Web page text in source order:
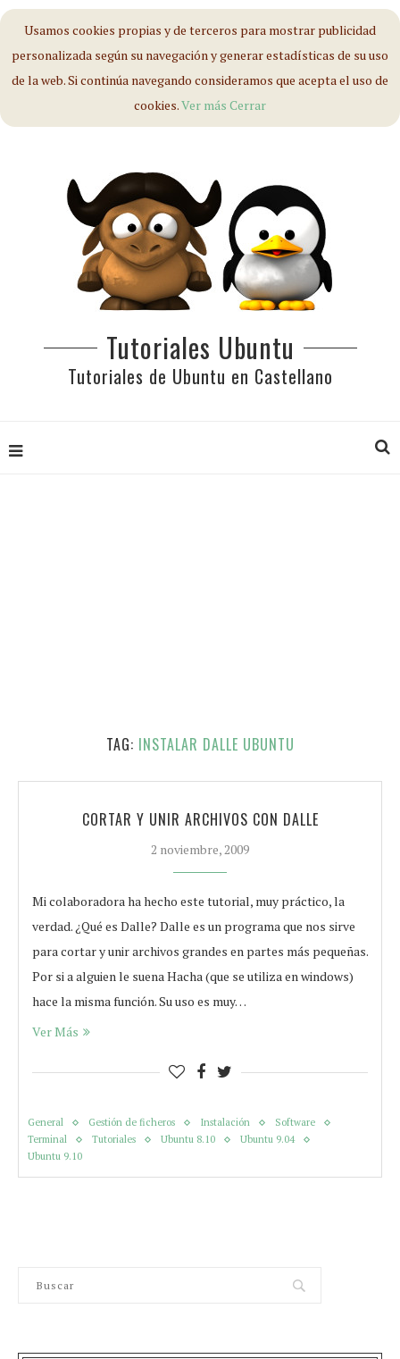
Usamos cookies propias y de terceros para mostrar publicidad
personalizada según su navegación y generar estadísticas de su uso
de la web. Si continúa navegando consideramos que acepta el uso de
cookies.Ver más Cerrar
Tutoriales Ubuntu
Tutoriales de Ubuntu en Castellano
TAG: INSTALAR DALLE UBUNTU
CORTAR Y UNIR ARCHIVOS CON DALLE
2 noviembre, 2009
Mi colaboradora ha hecho este tutorial, muy práctico, la
verdad. ¿Qué es Dalle? Dalle es un programa que nos sirve
para cortar y unir archivos grandes en partes más pequeñas.
Por si a alguien le suena Hacha (que se utiliza en windows)
hace la misma función. Su uso es muy…
Ver Más
General Gestión de ficheros Instalación
Software
Terminal
Tutoriales Ubuntu 8.10
Ubuntu 9.04
Ubuntu 9.10